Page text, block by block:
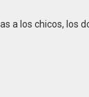
a los chicos, los